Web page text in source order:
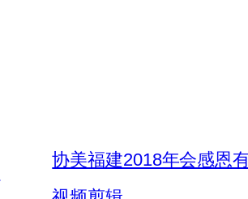
协美福建2018年会感恩